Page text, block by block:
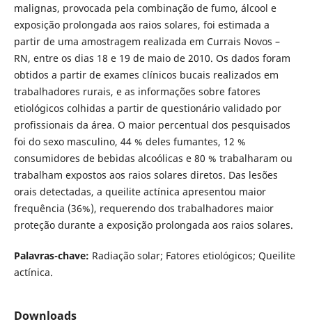
malignas, provocada pela combinação de fumo, álcool e
exposição prolongada aos raios solares, foi estimada a
partir de uma amostragem realizada em Currais Novos –
RN, entre os dias 18 e 19 de maio de 2010. Os dados foram
obtidos a partir de exames clínicos bucais realizados em
trabalhadores rurais, e as informações sobre fatores
etiológicos colhidas a partir de questionário validado por
profissionais da área. O maior percentual dos pesquisados
foi do sexo masculino, 44 % deles fumantes, 12 %
consumidores de bebidas alcoólicas e 80 % trabalharam ou
trabalham expostos aos raios solares diretos. Das lesões
orais detectadas, a queilite actínica apresentou maior
frequência (36%), requerendo dos trabalhadores maior
proteção durante a exposição prolongada aos raios solares.
Palavras-chave: Radiação solar; Fatores etiológicos; Queilite
actínica.
Downloads